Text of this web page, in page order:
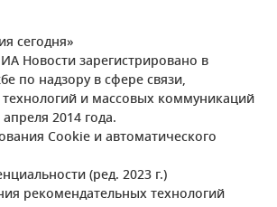
сегодня»
Новости зарегистрировано в
по надзору в сфере связи,
и массовых коммуникаций
2014 года.
Cookie и автоматического
(ред. 2023 г.)
рекомендательных технологий